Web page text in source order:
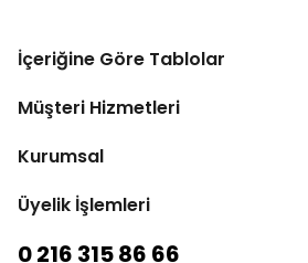
İçeriğine Göre Tablolar
Müşteri Hizmetleri
Kurumsal
Üyelik İşlemleri
0 216 315 86 66